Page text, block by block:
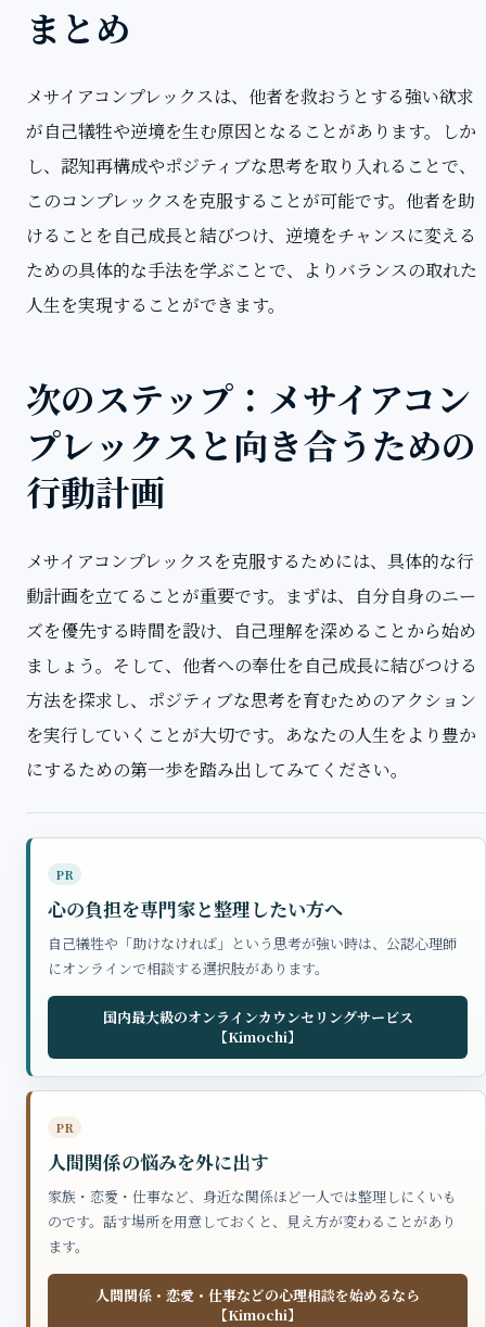
まとめ
メサイアコンプレックスは、他者を救おうとする強い欲求
が自己犠牲や逆境を生む原因となることがあります。しか
し、認知再構成やポジティブな思考を取り入れることで、
このコンプレックスを克服することが可能です。他者を助
けることを自己成長と結びつけ、逆境をチャンスに変える
ための具体的な手法を学ぶことで、よりバランスの取れた
人生を実現することができます。
次のステップ：メサイアコン
プレックスと向き合うための
行動計画
メサイアコンプレックスを克服するためには、具体的な行
動計画を立てることが重要です。まずは、自分自身のニー
ズを優先する時間を設け、自己理解を深めることから始め
ましょう。そして、他者への奉仕を自己成長に結びつける
方法を探求し、ポジティブな思考を育むためのアクション
を実行していくことが大切です。あなたの人生をより豊か
にするための第一歩を踏み出してみてください。
PR
心の負担を専門家と整理したい方へ
自己犠牲や「助けなければ」という思考が強い時は、公認心理師
にオンラインで相談する選択肢があります。
国内最大級のオンラインカウンセリングサービス
【Kimochi】
PR
人間関係の悩みを外に出す
家族・恋愛・仕事など、身近な関係ほど一人では整理しにくいも
のです。話す場所を用意しておくと、見え方が変わることがあり
ます。
人間関係・恋愛・仕事などの心理相談を始めるなら
【Kimochi】